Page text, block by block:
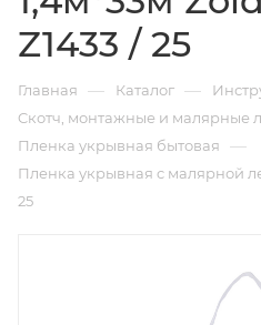
Z1433 / 25
Главная — Каталог —
Cкотч, монтажные и малярные
Пленка укрывная бытовая —
Пленка укрывная c малярной
25